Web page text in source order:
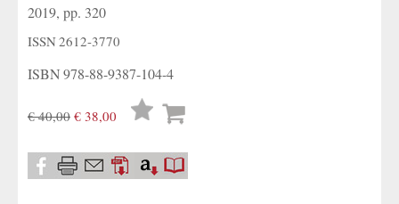
2019, pp. 320
ISSN2612-3770
ISBN978-88-9387-104-4
€ 40,00 € 38,00
Lista